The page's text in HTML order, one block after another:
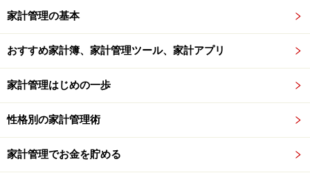
教育費の積立はつみたてNISAで行っていま
す
塾に通わずに浮いたお金は、つみたてNISAで運用して将
すが、運用で増える可能性もあります。積立投資で強制
的に教育費を貯めて、大学進学時に備えています。た
り得るので、運用がうまくいっていたら早めに現金に変
えて準備しておくことをおすすめします。
家計管理の基本
おすすめ家計簿、家計管理ツール、家計アプリ
家計管理はじめの一歩
性格別の家計管理術
家計管理でお金を貯める